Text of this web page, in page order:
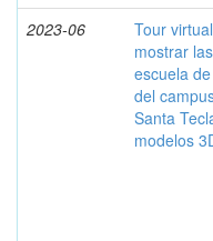
2023-06
Tour
mostrar
escuela
del
Santa
modelos